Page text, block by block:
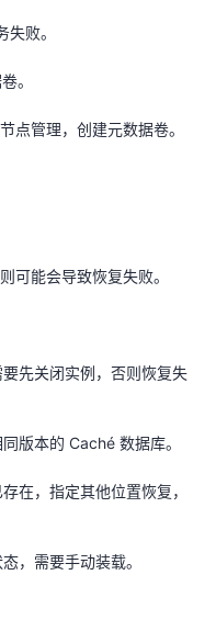
败。
。
点管理，创建元数据卷。
可能会导致恢复失败。
先关闭实例，否则恢复失
版本的 Caché 数据库。
在，指定其他位置恢复，
，需要手动装载。